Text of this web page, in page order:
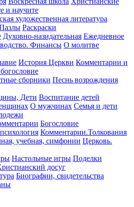
и научите
художественная литература
Раскраски
Духовно-назидательная Ежедневное
Финансы О молитве
История Церкви Комментарии и
сборники Песнь возрождения
Дети Воспитание детей
О мужчинах Семья и дети
Богословие
Комментарии.Толкования
учебная, симфонии Церковь.
Настольные игры Поделки
досуг
Биографии, свидетельства